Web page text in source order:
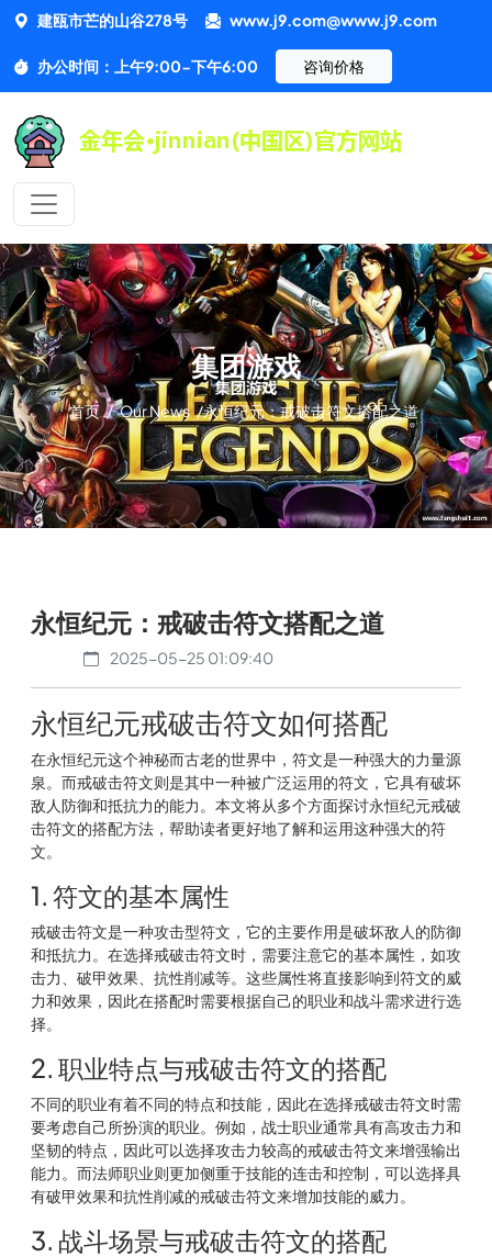
建瓯市芒的山谷278号 www.j9.com@www.j9.com
办公时间：上午9:00-下午6:00 咨询价格
集团游戏
首页 / Our News /永恒纪元：戒破击符文搭配之道
永恒纪元：戒破击符文搭配之道
2025-05-25 01:09:40
永恒纪元戒破击符文如何搭配
在永恒纪元这个神秘而古老的世界中，符文是一种强大的力量源
泉。而戒破击符文则是其中一种被广泛运用的符文，它具有破坏
敌人防御和抵抗力的能力。本文将从多个方面探讨永恒纪元戒破
击符文的搭配方法，帮助读者更好地了解和运用这种强大的符
文。
1. 符文的基本属性
戒破击符文是一种攻击型符文，它的主要作用是破坏敌人的防御
和抵抗力。在选择戒破击符文时，需要注意它的基本属性，如攻
击力、破甲效果、抗性削减等。这些属性将直接影响到符文的威
力和效果，因此在搭配时需要根据自己的职业和战斗需求进行选
择。
2. 职业特点与戒破击符文的搭配
不同的职业有着不同的特点和技能，因此在选择戒破击符文时需
要考虑自己所扮演的职业。例如，战士职业通常具有高攻击力和
坚韧的特点，因此可以选择攻击力较高的戒破击符文来增强输出
能力。而法师职业则更加侧重于技能的连击和控制，可以选择具
有破甲效果和抗性削减的戒破击符文来增加技能的威力。
3. 战斗场景与戒破击符文的搭配